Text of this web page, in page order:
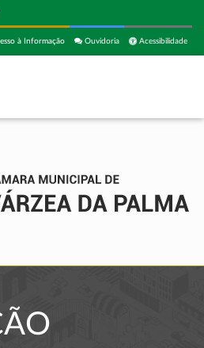
Acessibilidade
Ouvidoria
à Informação